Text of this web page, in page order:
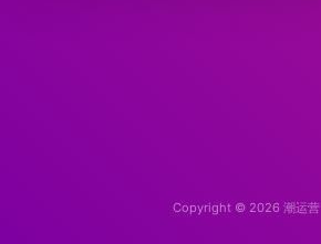
Copyright © 2026 潮运营